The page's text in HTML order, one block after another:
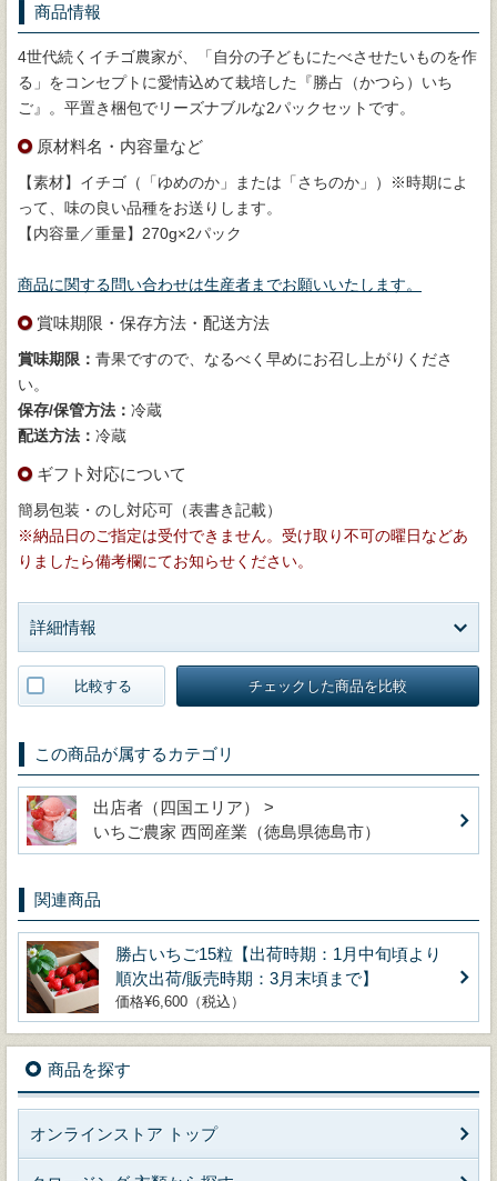
商品情報
4世代続くイチゴ農家が、「自分の子どもにたべさせたいものを作
る」をコンセプトに愛情込めて栽培した『勝占（かつら）いち
ご』。平置き梱包でリーズナブルな2パックセットです。
原材料名・内容量など
【素材】イチゴ（「ゆめのか」または「さちのか」）※時期によ
って、味の良い品種をお送りします。
【内容量／重量】270g×2パック
商品に関する問い合わせは生産者までお願いいたします。
賞味期限・保存方法・配送方法
賞味期限： 青果ですので、なるべく早めにお召し上がりくださ
い。
保存/保管方法： 冷蔵
配送方法： 冷蔵
ギフト対応について
簡易包装・のし対応可（表書き記載）
※納品日のご指定は受付できません。受け取り不可の曜日などあ
りましたら備考欄にてお知らせください。
詳細情報
比較する チェックした商品を比較
この商品が属するカテゴリ
出店者（四国エリア） >
いちご農家 西岡産業（徳島県徳島市）
関連商品
勝占いちご15粒【出荷時期：1月中旬頃より
順次出荷/販売時期：3月末頃まで】
価格¥6,600（税込）
商品を探す
オンラインストア トップ